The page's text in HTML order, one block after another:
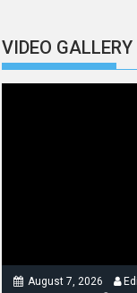
VIDEO GALLERY
August 7, 2026